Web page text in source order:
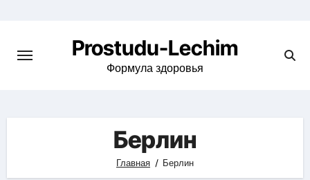
содержимому
Prostudu-Lechim
Формула здоровья
Берлин
Главная Берлин